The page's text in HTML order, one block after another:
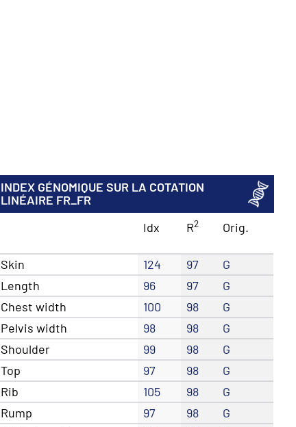
INDEX GÉNOMIQUE SUR LA COTATION
LINÉAIRE FR_FR
Idx
R2 Orig.
Skin 124 97
G
Length
96 97
G
Chest width
100 98
G
Pelvis width
98 98
G
Shoulder
99 98
G
Top
97 98
G
Rib
105 98
G
Rump
97 98
G